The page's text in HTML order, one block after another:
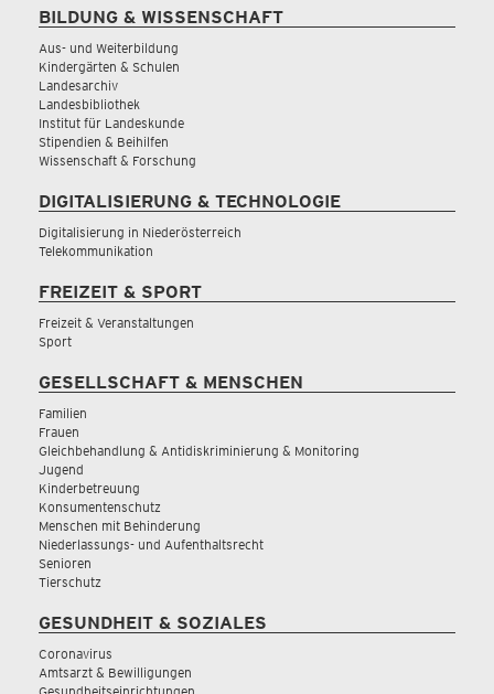
BILDUNG & WISSENSCHAFT
Aus- und Weiterbildung
Kindergärten & Schulen
Landesarchiv
Landesbibliothek
Institut für Landeskunde
Stipendien & Beihilfen
Wissenschaft & Forschung
DIGITALISIERUNG & TECHNOLOGIE
Digitalisierung in Niederösterreich
Telekommunikation
FREIZEIT & SPORT
Freizeit & Veranstaltungen
Sport
GESELLSCHAFT & MENSCHEN
Familien
Frauen
Gleichbehandlung & Antidiskriminierung & Monitoring
Jugend
Kinderbetreuung
Konsumentenschutz
Menschen mit Behinderung
Niederlassungs- und Aufenthaltsrecht
Senioren
Tierschutz
GESUNDHEIT & SOZIALES
Coronavirus
Amtsarzt & Bewilligungen